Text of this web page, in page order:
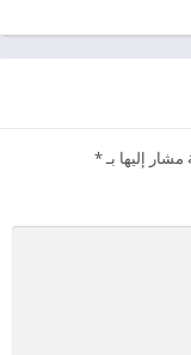
مشار إليها بـ*